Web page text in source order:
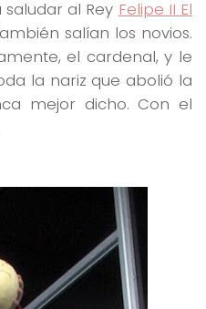
al Rey Felipe II El
salían los novios.
el cardenal, y le
la nariz que abolió la
mejor dicho. Con el